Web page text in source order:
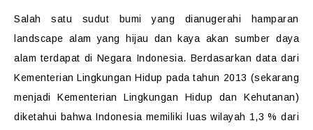
Salah satu sudut bumi yang dianugerahi hamparan
landscape alam yang hijau dan kaya akan sumber daya
alam terdapat di Negara Indonesia. Berdasarkan data dari
Kementerian Lingkungan Hidup pada tahun 2013 (sekarang
menjadi Kementerian Lingkungan Hidup dan Kehutanan)
diketahui bahwa Indonesia memiliki luas wilayah 1,3 % dari